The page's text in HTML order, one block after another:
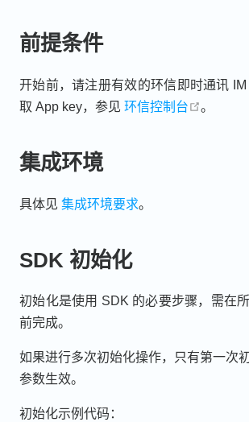
前提条件
开始前，请注册有效的环信即时通讯
取 App key，参见 环信控制台 open in
。
集成环境
具体见 集成环境要求。
SDK 初始化
初始化是使用 SDK 的必要步骤，需在
前完成。
如果进行多次初始化操作，只有第一次
参数生效。
初始化示例代码：